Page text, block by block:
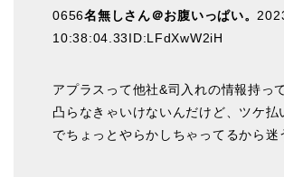
0656名無しさん＠お腹いっぱい。
10:38:04.33ID:LFdXwW2iH
アプラスって他社&司入れの情報持っ
凸らなきゃいけないんだけど、ツケ払
でちょっとやらかしちゃってるから迷